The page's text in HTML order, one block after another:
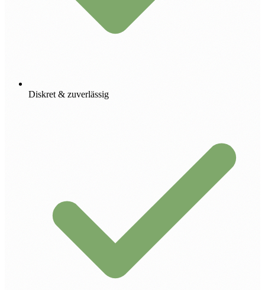
Diskret & zuverlässig